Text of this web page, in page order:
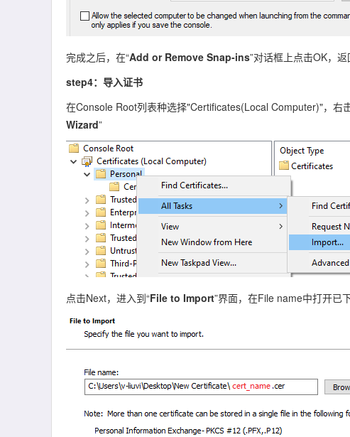
完成之后，在“Add or Remove Snap-ins”对话框上点击OK，返
step4：导入证书
在Console Root列表种选择"Certificates(Local Computer)"，右
Wizard”
点击Next，进入到“File to Import”界面，在File name中打开已